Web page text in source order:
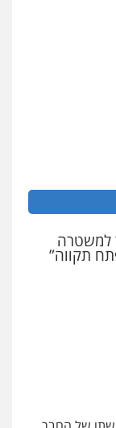
למשטרה
תקווה”